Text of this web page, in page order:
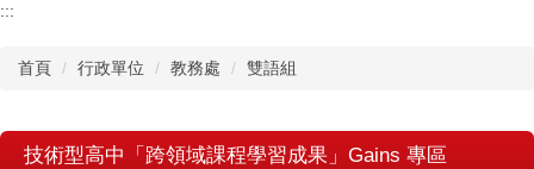
其他單位
學校章則
:::
首頁 行政單位 教務處 雙語組
技術型高中「跨領域課程學習成果」Gains 專區